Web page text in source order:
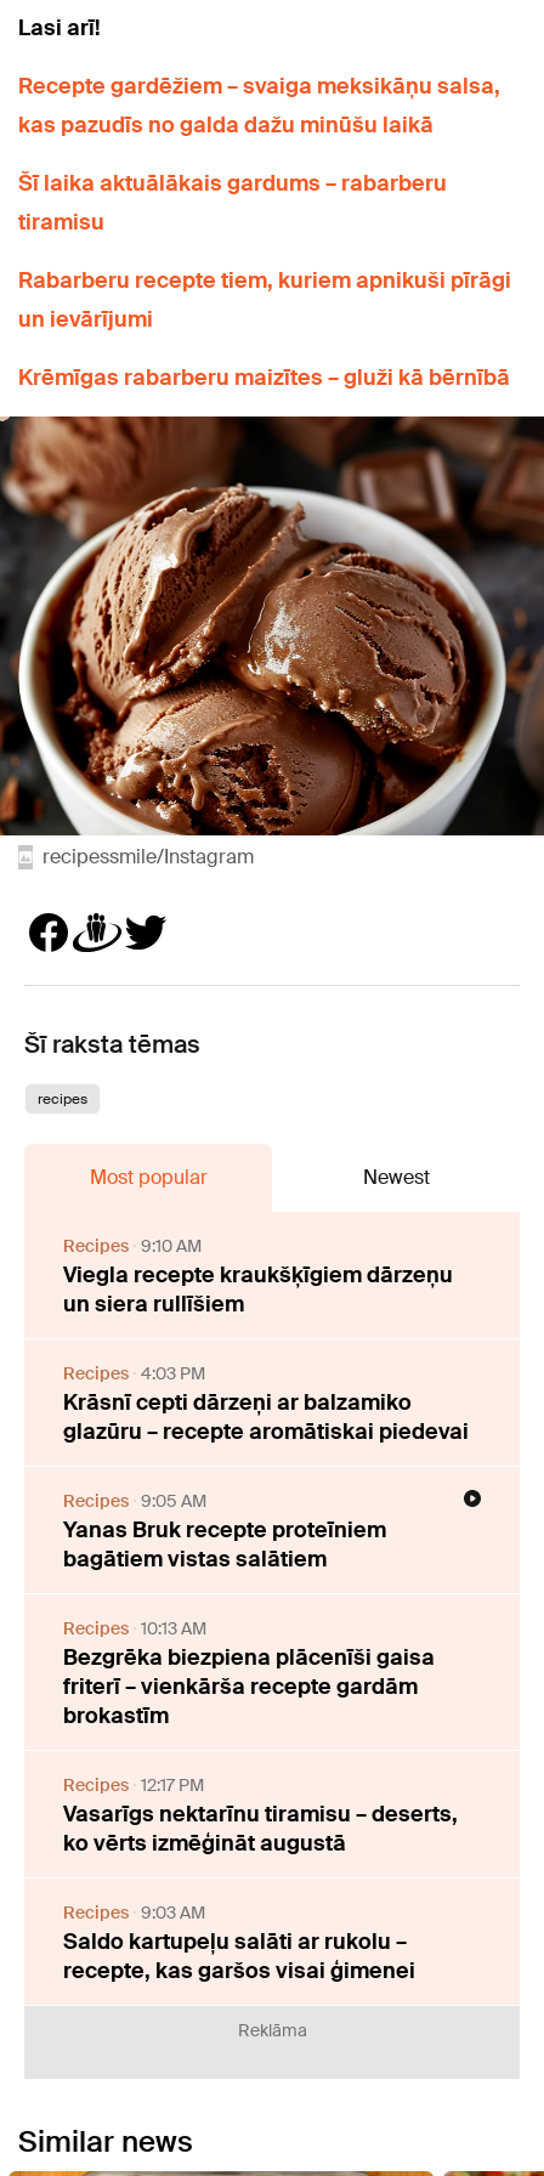
Lasi arī!
Recepte gardēžiem – svaiga meksikāņu salsa,
kas pazudīs no galda dažu minūšu laikā
Šī laika aktuālākais gardums – rabarberu
tiramisu
Rabarberu recepte tiem, kuriem apnikuši pīrāgi
un ievārījumi
Krēmīgas rabarberu maizītes – gluži kā bērnībā
recipessmile/Instagram
Šī raksta tēmas
recipes
Most popular Newest
Recipes 9:10 AM
Viegla recepte kraukšķīgiem dārzeņu
un siera rullīšiem
Recipes 4:03 PM
Krāsnī cepti dārzeņi ar balzamiko
glazūru – recepte aromātiskai piedevai
Recipes 9:05 AM
Yanas Bruk recepte proteīniem
bagātiem vistas salātiem
Recipes 10:13 AM
Bezgrēka biezpiena plācenīši gaisa
friterī – vienkārša recepte gardām
brokastīm
Recipes 12:17 PM
Vasarīgs nektarīnu tiramisu – deserts,
ko vērts izmēģināt augustā
Recipes 9:03 AM
Saldo kartupeļu salāti ar rukolu –
recepte, kas garšos visai ģimenei
Reklāma
Similar news